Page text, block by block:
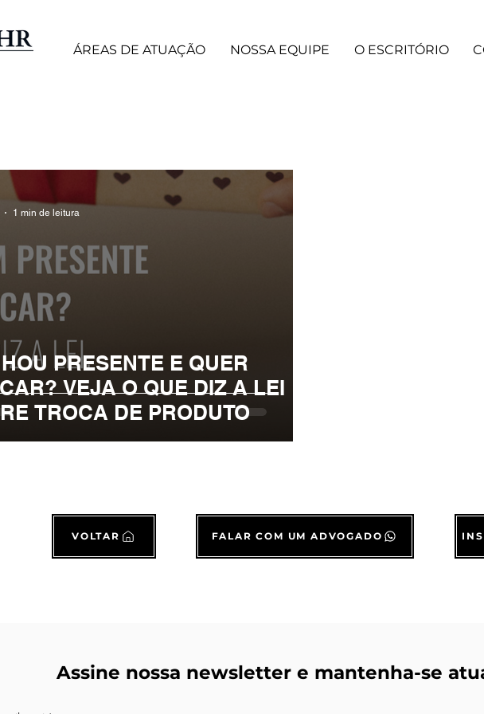
ÁREAS DE ATUAÇÃO NOSSA EQUIPE O ESCRITÓRIO
PRESENTE E QUER
VEJA O QUE DIZ A LEI
TROCA DE PRODUTO
1 min de leitura
VOLTAR FALAR COM UM ADVOGADO
Assine nossa newsletter e mantenha-se